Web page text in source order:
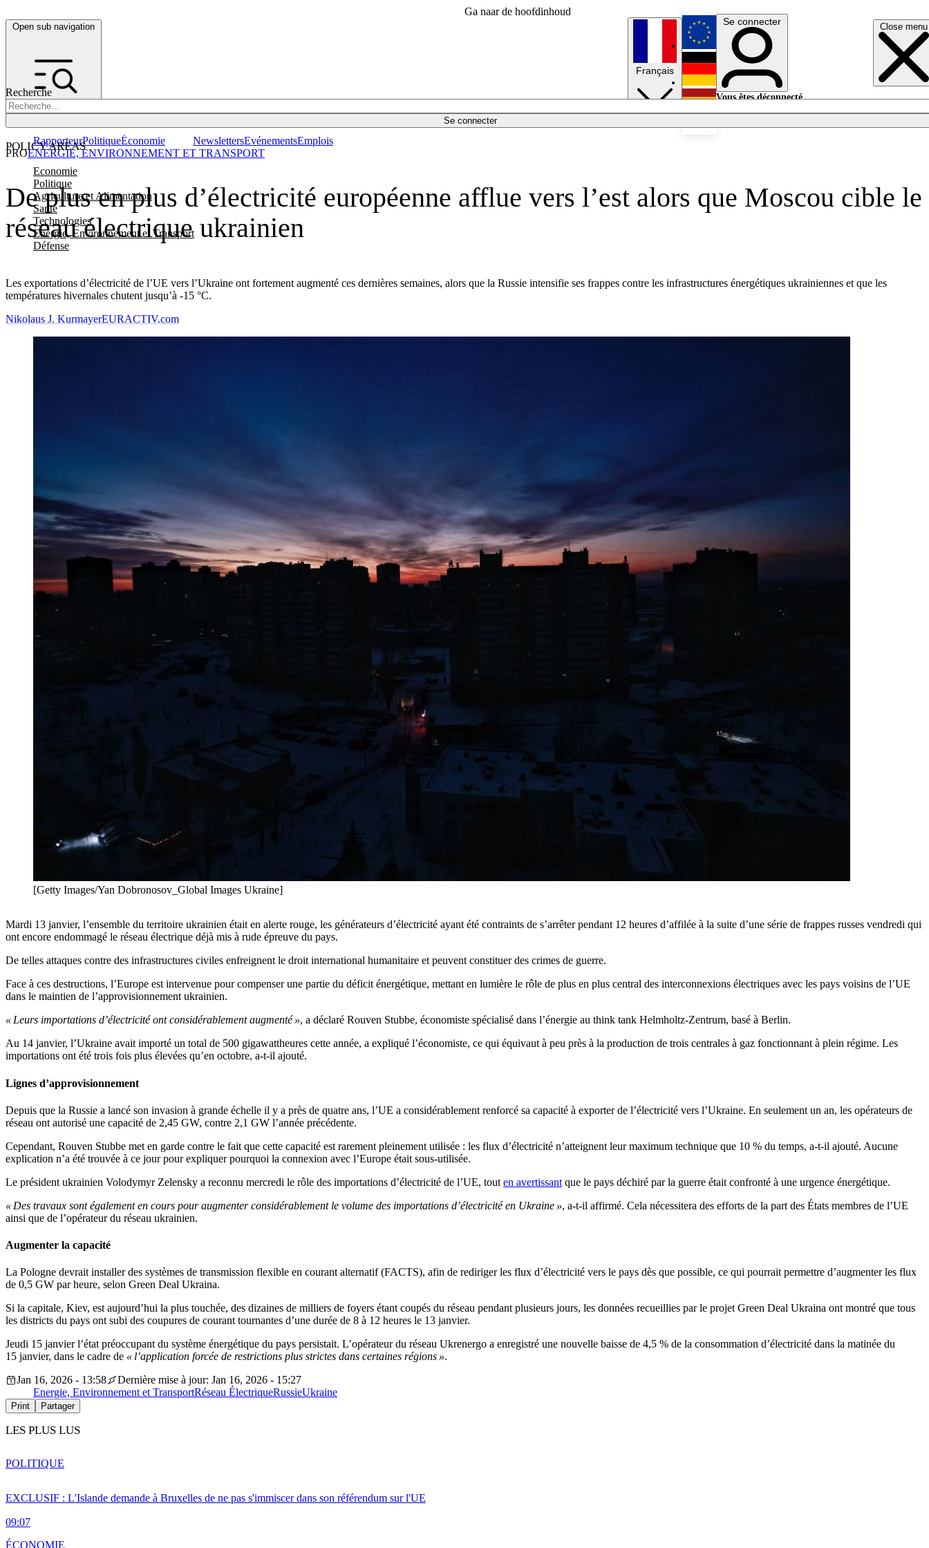
Ga naar de hoofdinhoud
Open sub navigation Close menu
Recherche
Se connecter
POLICY AREAS
Economie
Politique
Agriculture et Alimentation
Santé
Technologies
Energie, Environnement et Transport
Défense
RapporteurPolitiqueÉconomie NewslettersEvénementsEmplois
Français
English
Deutsch
Se connecter
Vous êtes déconnecté.
De plus en plus d’électricité européenne afflue vers l’est alors que Moscou cible le
réseau électrique ukrainien
Les exportations d’électricité de l’UE vers l’Ukraine ont fortement augmenté ces dernières semaines, alors que la Russie intensifie ses frappes contre les infrastructures énergétiques ukrainiennes et que les
températures hivernales chutent jusqu’à -15 °C.
PROENERGIE, ENVIRONNEMENT ET TRANSPORT
Nikolaus J. KurmayerEURACTIV.com
[Getty Images/Yan Dobronosov_Global Images Ukraine]
Mardi 13 janvier, l’ensemble du territoire ukrainien était en alerte rouge, les générateurs d’électricité ayant été contraints de s’arrêter pendant 12 heures d’affilée à la suite d’une série de frappes russes vendredi qui
ont encore endommagé le réseau électrique déjà mis à rude épreuve du pays.
De telles attaques contre des infrastructures civiles enfreignent le droit international humanitaire et peuvent constituer des crimes de guerre.
Face à ces destructions, l’Europe est intervenue pour compenser une partie du déficit énergétique, mettant en lumière le rôle de plus en plus central des interconnexions électriques avec les pays voisins de l’UE
dans le maintien de l’approvisionnement ukrainien.
« Leurs importations d’électricité ont considérablement augmenté », a déclaré Rouven Stubbe, économiste spécialisé dans l’énergie au think tank Helmholtz-Zentrum, basé à Berlin.
Au 14 janvier, l’Ukraine avait importé un total de 500 gigawattheures cette année, a expliqué l’économiste, ce qui équivaut à peu près à la production de trois centrales à gaz fonctionnant à plein régime. Les
importations ont été trois fois plus élevées qu’en octobre, a-t-il ajouté.
Lignes d’approvisionnement
Depuis que la Russie a lancé son invasion à grande échelle il y a près de quatre ans, l’UE a considérablement renforcé sa capacité à exporter de l’électricité vers l’Ukraine. En seulement un an, les opérateurs de
réseau ont autorisé une capacité de 2,45 GW, contre 2,1 GW l’année précédente.
Cependant, Rouven Stubbe met en garde contre le fait que cette capacité est rarement pleinement utilisée : les flux d’électricité n’atteignent leur maximum technique que 10 % du temps, a-t-il ajouté. Aucune
explication n’a été trouvée à ce jour pour expliquer pourquoi la connexion avec l’Europe était sous-utilisée.
Le président ukrainien Volodymyr Zelensky a reconnu mercredi le rôle des importations d’électricité de l’UE, tout en avertissant que le pays déchiré par la guerre était confronté à une urgence énergétique.
« Des travaux sont également en cours pour augmenter considérablement le volume des importations d’électricité en Ukraine », a-t-il affirmé. Cela nécessitera des efforts de la part des États membres de l’UE
ainsi que de l’opérateur du réseau ukrainien.
Augmenter la capacité
La Pologne devrait installer des systèmes de transmission flexible en courant alternatif (FACTS), afin de rediriger les flux d’électricité vers le pays dès que possible, ce qui pourrait permettre d’augmenter les flux
de 0,5 GW par heure, selon Green Deal Ukraina.
Si la capitale, Kiev, est aujourd’hui la plus touchée, des dizaines de milliers de foyers étant coupés du réseau pendant plusieurs jours, les données recueillies par le projet Green Deal Ukraina ont montré que tous
les districts du pays ont subi des coupures de courant tournantes d’une durée de 8 à 12 heures le 13 janvier.
Jeudi 15 janvier l’état préoccupant du système énergétique du pays persistait. L’opérateur du réseau Ukrenergo a enregistré une nouvelle baisse de 4,5 % de la consommation d’électricité dans la matinée du
15 janvier, dans le cadre de « l’application forcée de restrictions plus strictes dans certaines régions ».
Jan 16, 2026 - 13:58
Dernière mise à jour: Jan 16, 2026 - 15:27
Energie, Environnement et TransportRéseau ÉlectriqueRussieUkraine
Print Partager
LES PLUS LUS
EXCLUSIF : L'Islande demande à Bruxelles de ne pas s'immiscer dans son référendum sur l'UE
09:07
POLITIQUE
ÉCONOMIE